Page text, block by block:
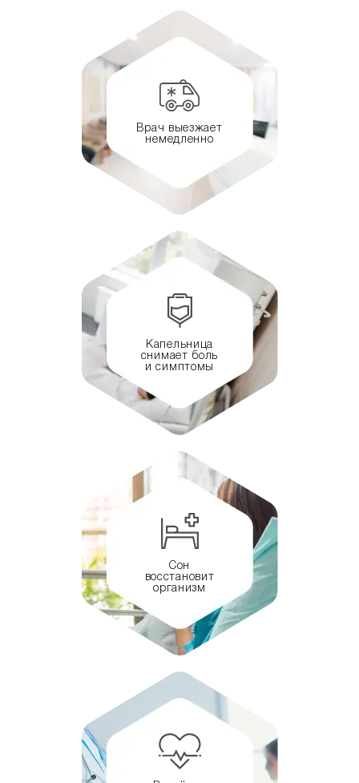
Врач выезжает
немедленно
Капельница
снимает боль
и симптомы
Сон
восстановит
организм